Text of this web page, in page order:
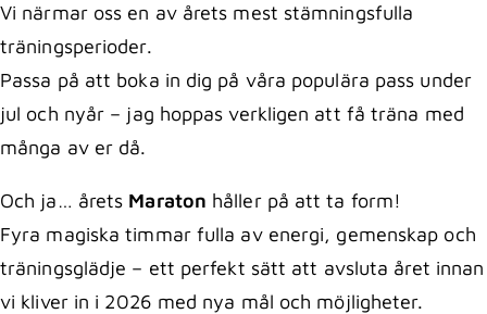
Vi närmar oss en av årets mest stämningsfulla
träningsperioder.
Passa på att boka in dig på våra populära pass under
jul och nyår – jag hoppas verkligen att få träna med
många av er då.
Och ja… årets Maraton håller på att ta form!
Fyra magiska timmar fulla av energi, gemenskap och
träningsglädje – ett perfekt sätt att avsluta året innan
vi kliver in i 2026 med nya mål och möjligheter.